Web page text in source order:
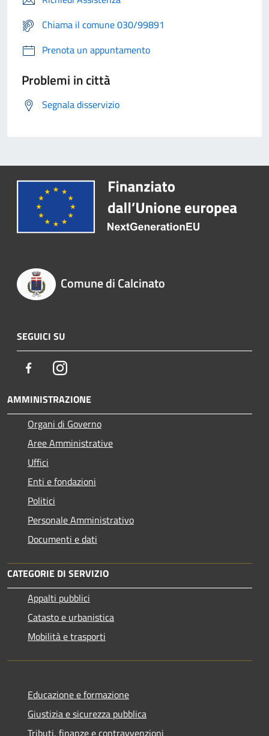
Chiama il comune 030/99891
Prenota un appuntamento
Problemi in città
Segnala disservizio
Comune di Calcinato
SEGUICI SU
FacebookInstagram
AMMINISTRAZIONE
Organi di Governo
Aree Amministrative
Uffici
Enti e fondazioni
Politici
Personale Amministrativo
Documenti e dati
CATEGORIE DI SERVIZIO
Appalti pubblici
Catasto e urbanistica
Mobilità e trasporti
Educazione e formazione
Giustizia e sicurezza pubblica
Tributi, finanze e contravvenzioni